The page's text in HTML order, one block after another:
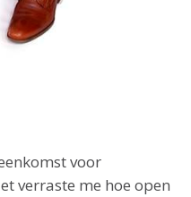
voor
verraste me hoe open